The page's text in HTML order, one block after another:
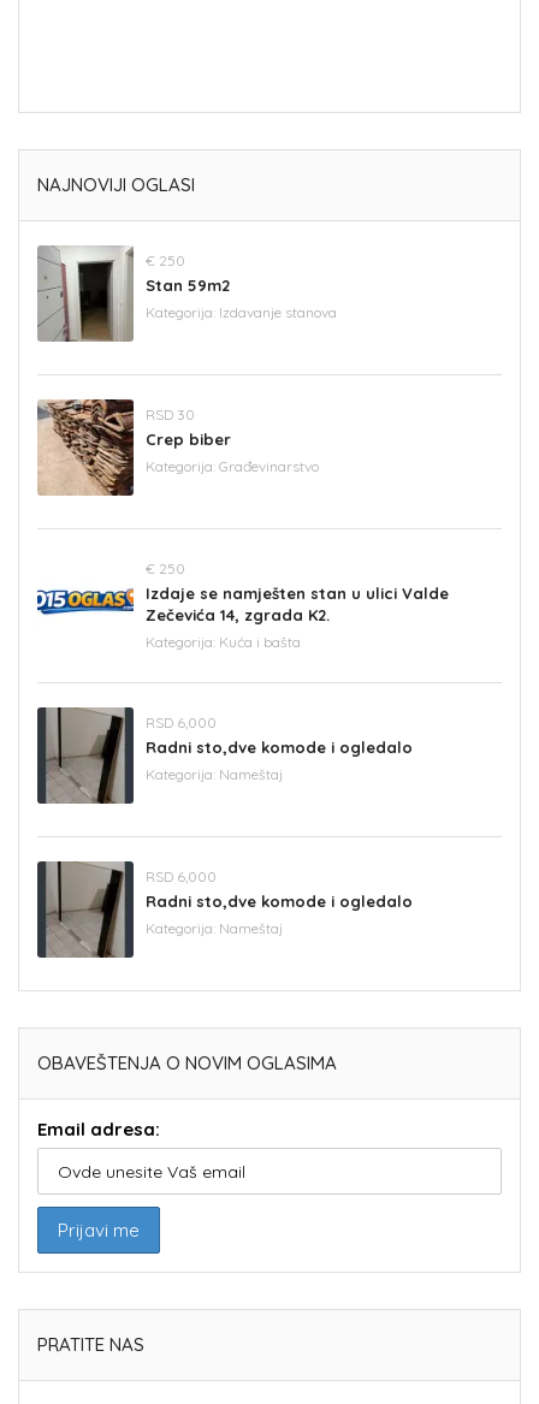
NAJNOVIJI OGLASI
€ 250
Stan 59m2
Kategorija: Izdavanje stanova
RSD 30
Crep biber
Kategorija: Građevinarstvo
€ 250
Izdaje se namješten stan u ulici Valde
Zečevića 14, zgrada K2.
Kategorija: Kuća i bašta
RSD 6,000
Radni sto,dve komode i ogledalo
Kategorija: Nameštaj
RSD 6,000
Radni sto,dve komode i ogledalo
Kategorija: Nameštaj
OBAVEŠTENJA O NOVIM OGLASIMA
Email adresa:
PRATITE NAS